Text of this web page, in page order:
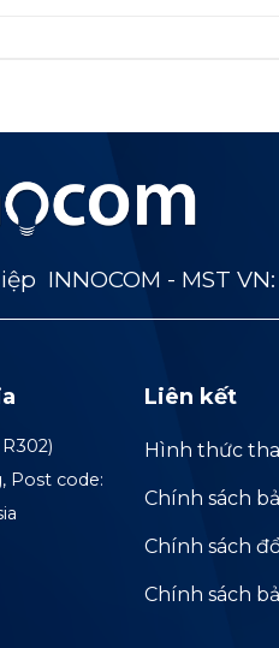
INNOCOM - MST VN:
Post code:
Liên kết
Hình thức
Chính sách
Chính sách
Chính sách